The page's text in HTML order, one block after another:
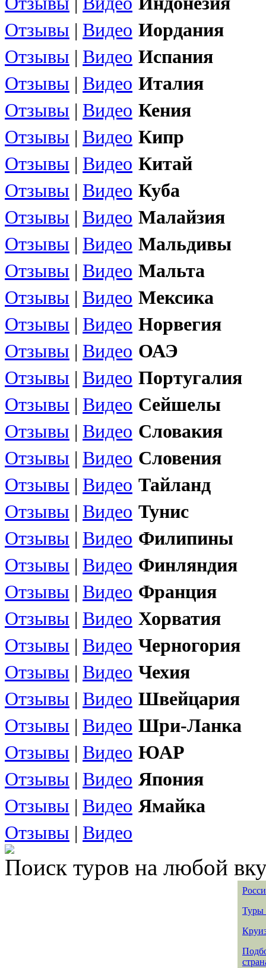
Отзывы | Видео Иордания
Отзывы | Видео Испания
Отзывы | Видео Италия
Отзывы | Видео Кения
Отзывы | Видео Кипр
Отзывы | Видео Китай
Отзывы | Видео Куба
Отзывы | Видео Малайзия
Отзывы | Видео Мальдивы
Отзывы | Видео Мальта
Отзывы | Видео Мексика
Отзывы | Видео Норвегия
Отзывы | Видео ОАЭ
Отзывы | Видео Португалия
Отзывы | Видео Сейшелы
Отзывы | Видео Словакия
Отзывы | Видео Словения
Отзывы | Видео Тайланд
Отзывы | Видео Тунис
Отзывы | Видео Филипины
Отзывы | Видео Финляндия
Отзывы | Видео Франция
Отзывы | Видео Хорватия
Отзывы | Видео Черногория
Отзывы | Видео Чехия
Отзывы | Видео Швейцария
Отзывы | Видео Шри-Ланка
Отзывы | Видео ЮАР
Отзывы | Видео Япония
Отзывы | Видео Ямайка
Отзывы | Видео
Поиск туров на любой
Туры